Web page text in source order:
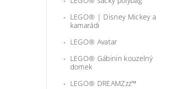
LEGO® | Disney Mickey a
kamarádi
LEGO® Avatar
LEGO® Gábinin kouzelný
domek
LEGO® DREAMZzz™